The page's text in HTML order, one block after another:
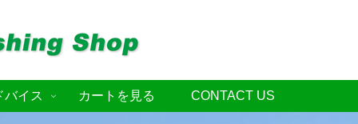
バイス カートを見る CONTACT US